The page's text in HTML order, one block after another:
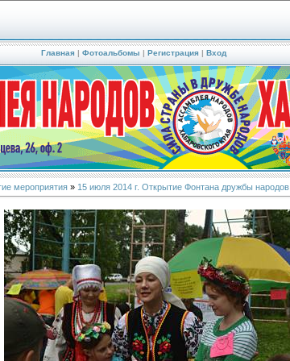
Главная | Фотоальбомы | Регистрация | Вход
мероприятия » 15 июля 2014 г. Открытие Фонтана дружбы народов